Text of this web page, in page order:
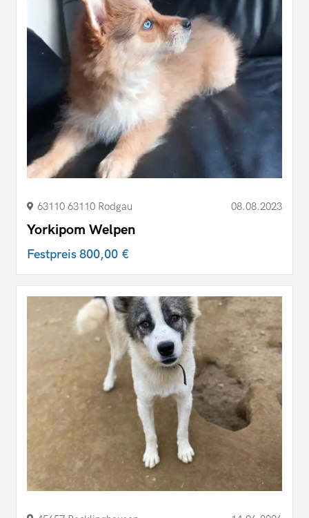
63110 63110 Rodgau 08.08.2023
Yorkipom Welpen
Festpreis800,00 €